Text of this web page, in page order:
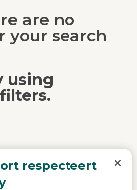
are no
your search
using
momenten
respecteert